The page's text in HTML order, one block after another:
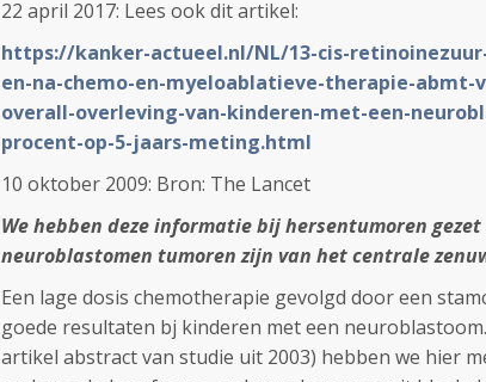
22 april 2017: Lees ook dit artikel:
https://kanker-actueel.nl/NL/13-cis-
en-na-chemo-en-myeloablatieve-therapie-
overall-overleving-van-kinderen-met-een-
procent-op-5-jaars-meting.html
10 oktober 2009: Bron: The Lancet
We hebben deze informatie bij hersentumoren
neuroblastomen tumoren zijn van het centrale
Een lage dosis chemotherapie gevolgd door een
goede resultaten bj kinderen met een
artikel abstract van studie uit 2003) hebben we hier